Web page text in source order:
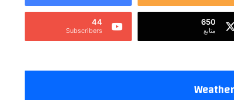
650
متابع
44
Subscribers
Weather